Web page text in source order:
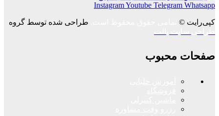
InstagramYoutube Telegram Whatsapp
کپی‌رایت ©
طراحی شده توسط گروه
صفحات محبوب